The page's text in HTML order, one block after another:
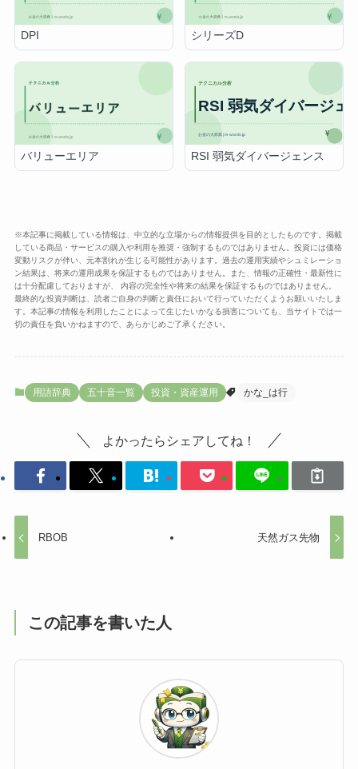
DPI シリーズD
バリューエリア RSI 弱気ダイバージェンス
※本記事に掲載している情報は、中立的な立場からの情報提供を目的としたものです。掲載
している商品・サービスの購入や利用を推奨・強制するものではありません。投資には価格
変動リスクが伴い、元本割れが生じる可能性があります。過去の運用実績やシュミレーショ
ン結果は、将来の運用成果を保証するものではありません。また、情報の正確性・最新性に
は十分配慮しておりますが、 内容の完全性や将来の結果を保証するものではありません。
最終的な投資判断は、読者ご自身の判断と責任において行っていただくようお願いいたしま
す。本記事の情報を利用したことによって生じたいかなる損害についても、当サイトでは一
切の責任を負いかねますので、あらかじめご了承ください。
用語辞典 五十音一覧 投資・資産運用 かな_は行
よかったらシェアしてね！
RBOB 天然ガス先物
この記事を書いた人